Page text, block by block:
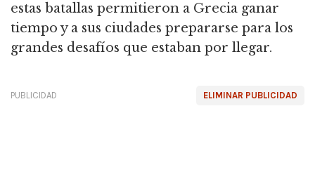
estas batallas permitieron a Grecia ganar
tiempo y a sus ciudades prepararse para los
grandes desafíos que estaban por llegar.
ELIMINAR PUBLICIDAD
PUBLICIDAD